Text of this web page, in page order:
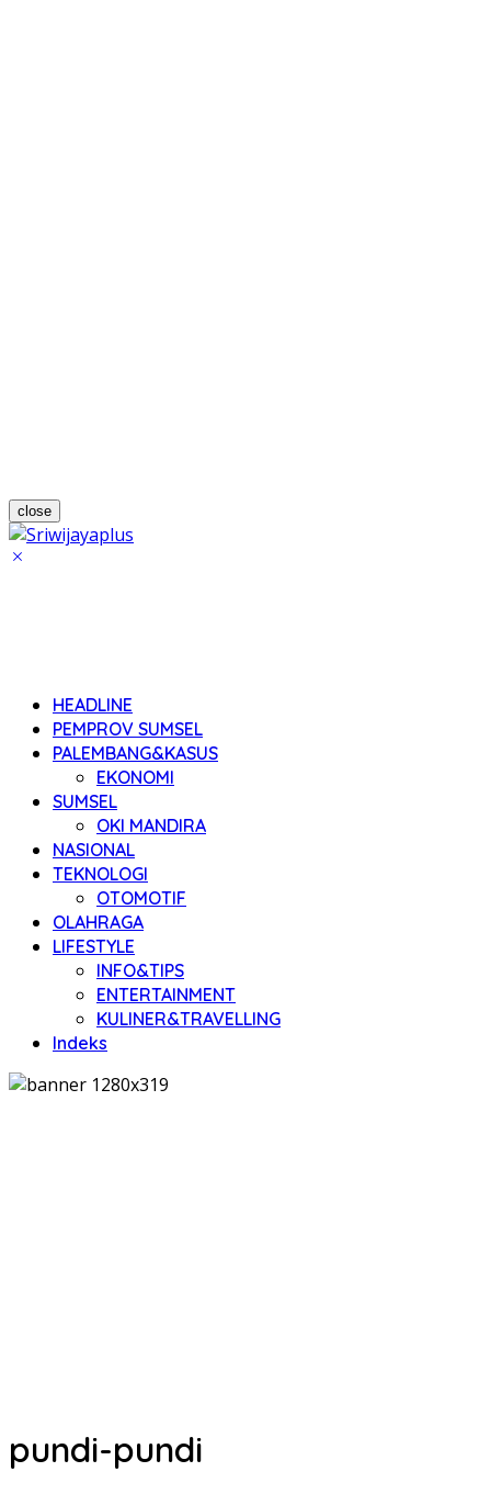
close
HEADLINE
PEMPROV SUMSEL
PALEMBANG&KASUS
EKONOMI
SUMSEL
OKI MANDIRA
NASIONAL
TEKNOLOGI
OTOMOTIF
OLAHRAGA
LIFESTYLE
INFO&TIPS
ENTERTAINMENT
KULINER&TRAVELLING
Indeks
pundi-pundi